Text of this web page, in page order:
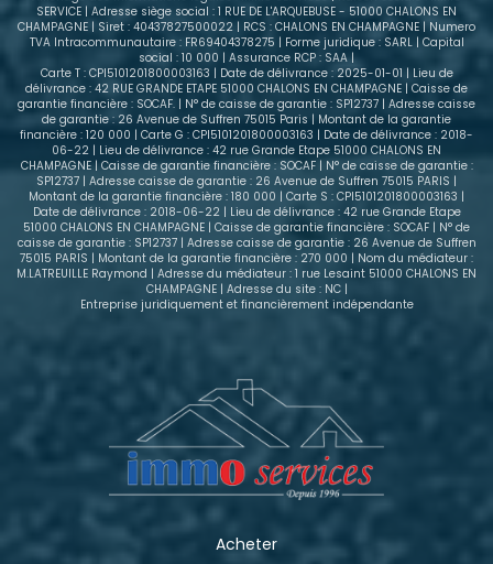
les charges communes) - Dépôt de garantie : 1 060
€ Un appartement réunissant confort, prestations
de qualité et emplacement recherché. Ne laissez
pas passer cette opportunité : contactez-nous dès
aujourd'hui pour obtenir plus d'informations et
programmer votre visite.
SERVICE | Adresse siège social : 1 RUE DE L'ARQUEBUSE - 51000 CHALONS EN
CHAMPAGNE | Siret : 40437827500022 | RCS : CHALONS EN CHAMPAGNE | Numero
TVA Intracommunautaire : FR69404378275 | Forme juridique : SARL | Capital
social : 10 000 | Assurance RCP : SAA |
Carte T : CPI5101201800003163 | Date de délivrance : 2025-01-01 | Lieu de
délivrance : 42 RUE GRANDE ETAPE 51000 CHALONS EN CHAMPAGNE | Caisse de
garantie financière : SOCAF. | N° de caisse de garantie : SP12737 | Adresse caisse
de garantie : 26 Avenue de Suffren 75015 Paris | Montant de la garantie
financière : 120 000 | Carte G : CPI5101201800003163 | Date de délivrance : 2018-
06-22 | Lieu de délivrance : 42 rue Grande Etape 51000 CHALONS EN
CHAMPAGNE | Caisse de garantie financière : SOCAF | N° de caisse de garantie :
SP12737 | Adresse caisse de garantie : 26 Avenue de Suffren 75015 PARIS |
Montant de la garantie financière : 180 000 | Carte S : CPI5101201800003163 |
Date de délivrance : 2018-06-22 | Lieu de délivrance : 42 rue Grande Etape
51000 CHALONS EN CHAMPAGNE | Caisse de garantie financière : SOCAF | N° de
caisse de garantie : SP12737 | Adresse caisse de garantie : 26 Avenue de Suffren
75015 PARIS | Montant de la garantie financière : 270 000 | Nom du médiateur :
M.LATREUILLE Raymond | Adresse du médiateur : 1 rue Lesaint 51000 CHALONS EN
CHAMPAGNE | Adresse du site : NC |
Entreprise juridiquement et financièrement indépendante
Acheter